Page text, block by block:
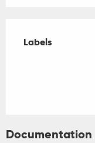
Labels
Labels
Documentation